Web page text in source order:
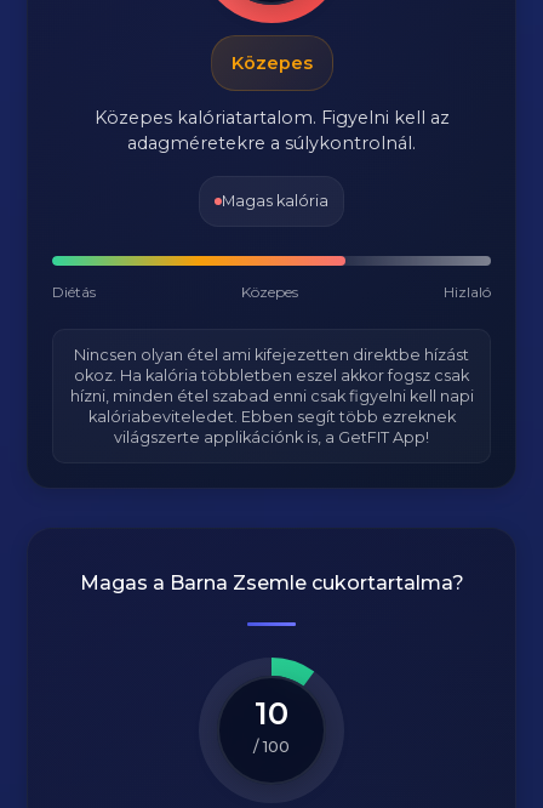
Közepes
Közepes kalóriatartalom. Figyelni kell az
adagméretekre a súlykontrolnál.
Magas kalória
Diétás Közepes Hizlaló
Nincsen olyan étel ami kifejezetten direktbe hízást
okoz. Ha kalória többletben eszel akkor fogsz csak
hízni, minden étel szabad enni csak figyelni kell napi
kalóriabeviteledet. Ebben segít több ezreknek
világszerte applikációnk is, a GetFIT App!
Magas a Barna Zsemlecukortartalma?
10
/ 100